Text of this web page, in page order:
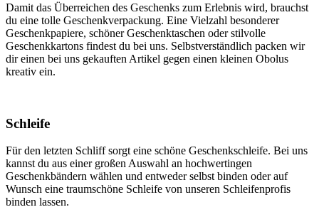
Damit das Überreichen des Geschenks zum Erlebnis wird, brauchst
du eine tolle Geschenkverpackung. Eine Vielzahl besonderer
Geschenkpapiere, schöner Geschenktaschen oder stilvolle
Geschenkkartons findest du bei uns. Selbstverständlich packen wir
dir einen bei uns gekauften Artikel gegen einen kleinen Obolus
kreativ ein.
Schleife
Für den letzten Schliff sorgt eine schöne Geschenkschleife. Bei uns
kannst du aus einer großen Auswahl an hochwertingen
Geschenkbändern wählen und entweder selbst binden oder auf
Wunsch eine traumschöne Schleife von unseren Schleifenprofis
binden lassen.